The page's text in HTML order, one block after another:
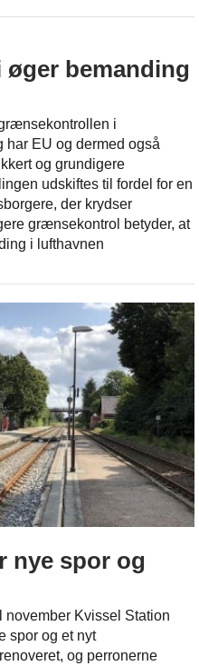
bemanding
i
har EU og dermed også
og grundigere
udskiftes til fordel for en
der krydser
grænsekontrol betyder, at
i lufthavnen
nye spor og
november Kvissel Station
spor og et nyt
og perronerne